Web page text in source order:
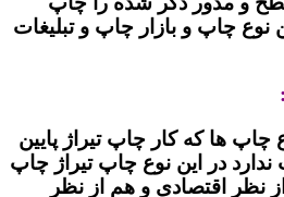
نوع چاپ و بازار چاپ و تبلیغات
چاپ ها که کار چاپ تیراژ پایین
در این نوع چاپ تیراژ چاپ
نظر اقتصادی و هم از نظر